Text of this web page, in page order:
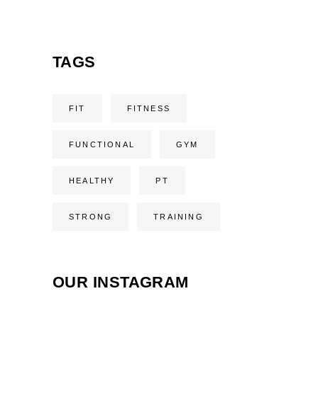
TAGS
FIT FITNESS
FUNCTIONAL GYM
HEALTHY PT
STRONG TRAINING
OUR INSTAGRAM